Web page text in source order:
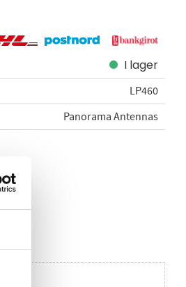
I lager
LP460
Panorama Antennas